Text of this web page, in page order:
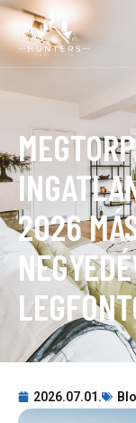
2026
2026.07.01.